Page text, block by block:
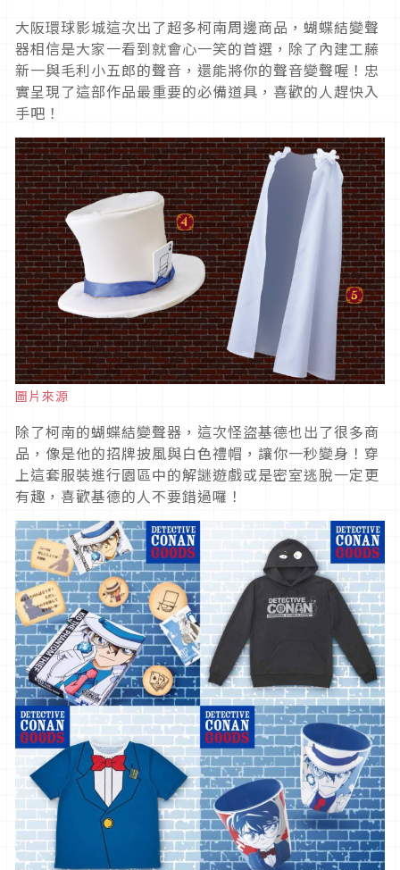
大阪環球影城這次出了超多柯南周邊商品，蝴蝶結變聲
器相信是大家一看到就會心一笑的首選，除了內建工藤
新一與毛利小五郎的聲音，還能將你的聲音變聲喔！忠
實呈現了這部作品最重要的必備道具，喜歡的人趕快入
手吧！
圖片來源
除了柯南的蝴蝶結變聲器，這次怪盜基德也出了很多商
品，像是他的招牌披風與白色禮帽，讓你一秒變身！穿
上這套服裝進行園區中的解謎遊戲或是密室逃脫一定更
有趣，喜歡基德的人不要錯過囉！